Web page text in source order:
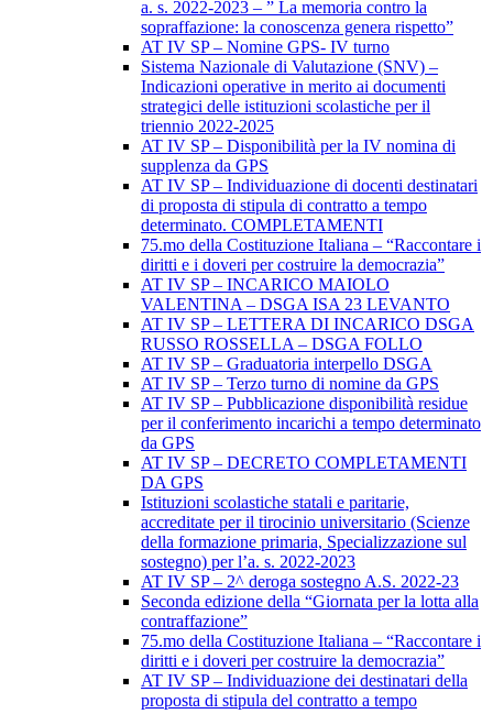
a. s. 2022-2023 – ” La memoria contro la
sopraffazione: la conoscenza genera rispetto”
AT IV SP – Nomine GPS- IV turno
Sistema Nazionale di Valutazione (SNV) –
Indicazioni operative in merito ai documenti
strategici delle istituzioni scolastiche per il
triennio 2022-2025
AT IV SP – Disponibilità per la IV nomina di
supplenza da GPS
AT IV SP – Individuazione di docenti destinatari
di proposta di stipula di contratto a tempo
determinato. COMPLETAMENTI
75.mo della Costituzione Italiana – “Raccontare i
diritti e i doveri per costruire la democrazia”
AT IV SP – INCARICO MAIOLO
VALENTINA – DSGA ISA 23 LEVANTO
AT IV SP – LETTERA DI INCARICO DSGA
RUSSO ROSSELLA – DSGA FOLLO
AT IV SP – Graduatoria interpello DSGA
AT IV SP – Terzo turno di nomine da GPS
AT IV SP – Pubblicazione disponibilità residue
per il conferimento incarichi a tempo determinato
da GPS
AT IV SP – DECRETO COMPLETAMENTI
DA GPS
Istituzioni scolastiche statali e paritarie,
accreditate per il tirocinio universitario (Scienze
della formazione primaria, Specializzazione sul
sostegno) per l’a. s. 2022-2023
AT IV SP – 2^ deroga sostegno A.S. 2022-23
Seconda edizione della “Giornata per la lotta alla
contraffazione”
75.mo della Costituzione Italiana – “Raccontare i
diritti e i doveri per costruire la democrazia”
AT IV SP – Individuazione dei destinatari della
proposta di stipula del contratto a tempo